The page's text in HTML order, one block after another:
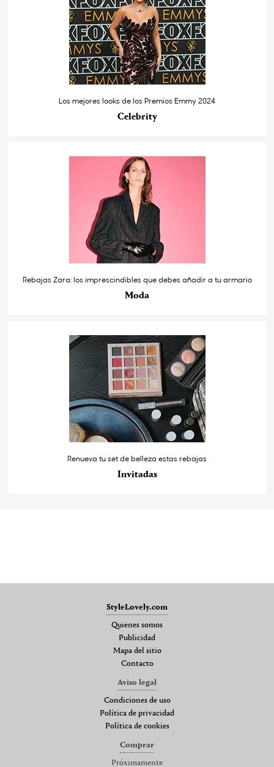
Los mejores looks de los Premios Emmy 2024
Celebrity
Rebajas Zara: los imprescindibles que debes añadir a tu armario
Moda
Renueva tu set de belleza estas rebajas
Invitadas
StyleLovely.com
Quienes somos
Publicidad
Mapa del sitio
Contacto
Aviso legal
Condiciones de uso
Política de privacidad
Política de cookies
Comprar
Próximamente